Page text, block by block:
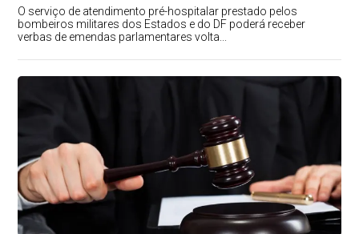
O serviço de atendimento pré-hospitalar prestado pelos
bombeiros militares dos Estados e do DF poderá receber
verbas de emendas parlamentares volta...